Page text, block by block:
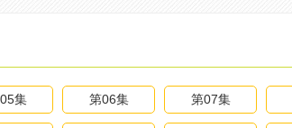
集 第06集 第07集